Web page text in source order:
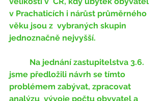
v Prachaticích i nárůst průměrného
věku jsou z  vybraných skupin
jednoznačně nejvyšší.
jsme předložili návrh se tímto
problémem zabývat, zpracovat
analýzu  vývoje počtu obyvatel a